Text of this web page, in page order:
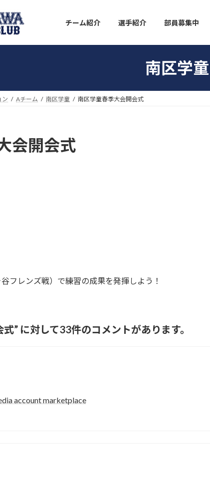
チーム紹介 選手紹介 部員募集中
南区学童
ン Aチーム 南区学童 南区学童春季大会開会式
会開会式
フレンズ戦）で練習の成果を発揮しよう！
式” に対して33件のコメントがあります。
account marketplace